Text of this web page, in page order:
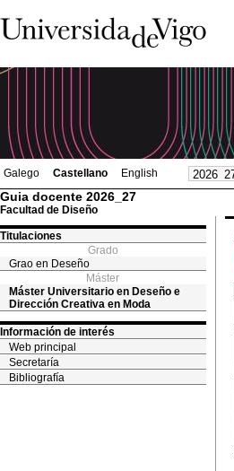
Galego Castellano English
Guia docente 2026_27
Facultad de Diseño
Titulaciones
Grado
Grao en Deseño
Máster
Máster Universitario en Deseño e
Dirección Creativa en Moda
Información de interés
Web principal
Secretaría
Bibliografía